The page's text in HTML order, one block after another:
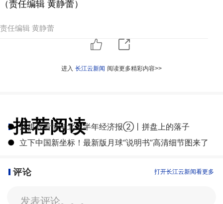
（责任编辑 黄静蕾）
责任编辑 黄静蕾
进入 长江云新闻 阅读更多精彩内容>>
推荐阅读
● 从拼豆看懂湖北上半年经济报②丨拼盘上的落子
● 立下中国新坐标！最新版月球“说明书”高清细节图来了
评论 打开长江云新闻看更多
发表评论。。。